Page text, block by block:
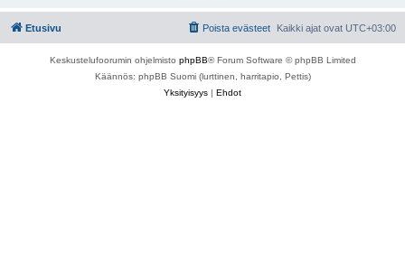
Etusivu Kaikki ajat ovat UTC+03:00
Poista evästeet
Keskustelufoorumin ohjelmisto phpBB® Forum Software © phpBB Limited
Käännös: phpBB Suomi (lurttinen, harritapio, Pettis)
Yksityisyys | Ehdot